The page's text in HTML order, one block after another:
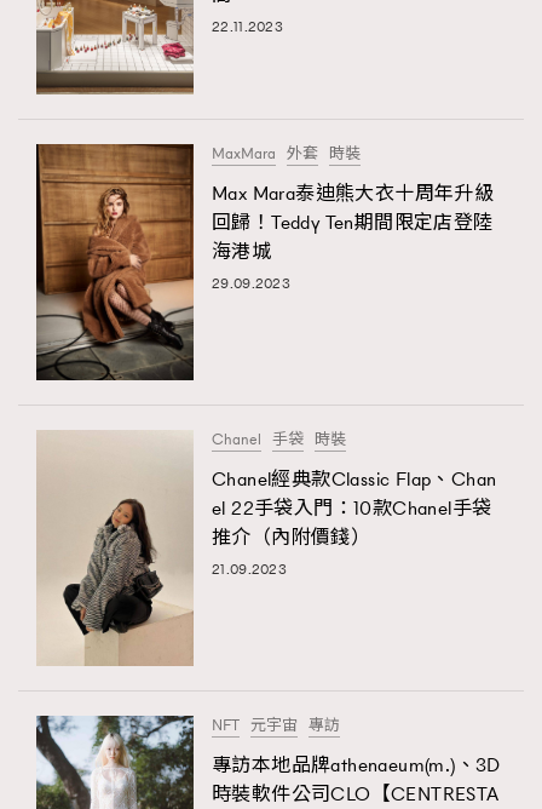
TRENDING
AFrenchMind
EmpowerF
FashionWeek
22.11.2023
MaxMara 外套 時裝
Max Mara泰迪熊大衣十周年升級
回歸！Teddy Ten期間限定店登陸
海港城
29.09.2023
Chanel 手袋 時裝
Chanel經典款Classic Flap、Chan
el 22手袋入門：10款Chanel手袋
推介（內附價錢）
21.09.2023
NFT 元宇宙 專訪
專訪本地品牌athenaeum(m.)、3D
時裝軟件公司CLO【CENTRESTA